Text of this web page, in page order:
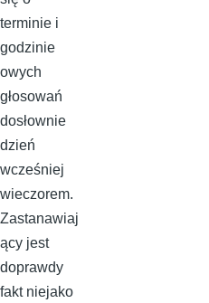
terminie i
godzinie
owych
głosowań
dosłownie
dzień
wcześniej
wieczorem.
Zastanawiaj
ący jest
doprawdy
fakt niejako